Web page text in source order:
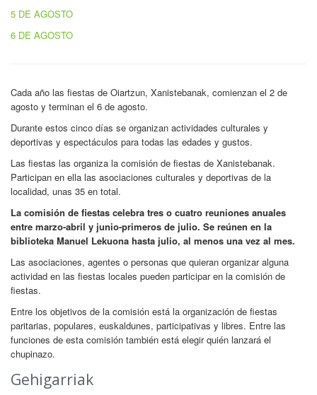
5 DE AGOSTO
6 DE AGOSTO
Cada año las fiestas de Oiartzun, Xanistebanak, comienzan el 2 de
agosto y terminan el 6 de agosto.
Durante estos cinco días se organizan actividades culturales y
deportivas y espectáculos para todas las edades y gustos.
Las fiestas las organiza la comisión de fiestas de Xanistebanak.
Participan en ella las asociaciones culturales y deportivas de la
localidad, unas 35 en total.
La comisión de fiestas celebra tres o cuatro reuniones anuales
entre marzo-abril y junio-primeros de julio. Se reúnen en la
biblioteka Manuel Lekuona hasta julio, al menos una vez al mes.
Las asociaciones, agentes o personas que quieran organizar alguna
actividad en las fiestas locales pueden participar en la comisión de
fiestas.
Entre los objetivos de la comisión está la organización de fiestas
paritarias, populares, euskaldunes, participativas y libres. Entre las
funciones de esta comisión también está elegir quién lanzará el
chupinazo.
Gehigarriak